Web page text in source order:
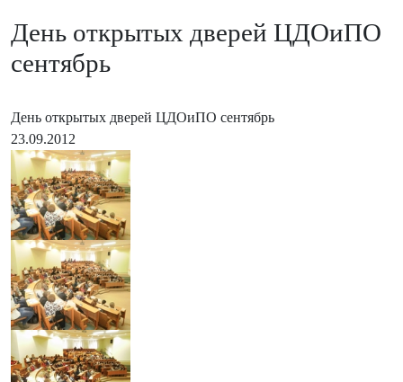
День открытых дверей ЦДОиПО
сентябрь
День открытых дверей ЦДОиПО сентябрь
23.09.2012